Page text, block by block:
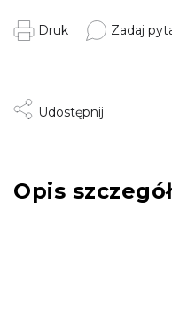
Druk Zadaj
Udostępnij
Opis